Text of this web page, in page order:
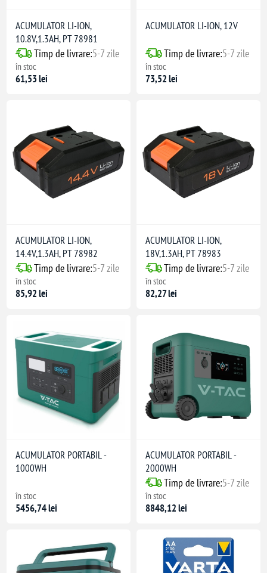
ACUMULATOR LI-ION,
10.8V,1.3AH, PT 78981
Timp de livrare:5-7 zile
în stoc
61,53 lei
ACUMULATOR LI-ION, 12V
Timp de livrare:5-7 zile
în stoc
73,52 lei
ACUMULATOR LI-ION,
14.4V,1.3AH, PT 78982
Timp de livrare:5-7 zile
în stoc
85,92 lei
ACUMULATOR LI-ION,
18V,1.3AH, PT 78983
Timp de livrare:5-7 zile
în stoc
82,27 lei
ACUMULATOR PORTABIL -
1000WH
în stoc
5456,74 lei
ACUMULATOR PORTABIL -
2000WH
Timp de livrare:5-7 zile
în stoc
8848,12 lei